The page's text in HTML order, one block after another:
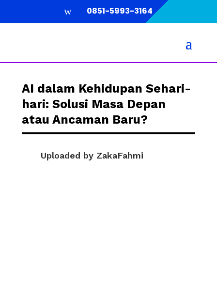
w 0851-5993-3164
AI dalam Kehidupan Sehari-
hari: Solusi Masa Depan
atau Ancaman Baru?
Uploaded by ZakaFahmi